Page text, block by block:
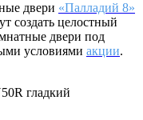
двери «Палладий 8»
создать целостный
двери под
условиями акции.
гладкий